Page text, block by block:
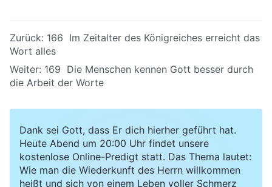
Zurück: 166 Im Zeitalter des Königreiches erreicht das
Wort alles
Weiter: 169 Die Menschen kennen Gott besser durch
die Arbeit der Worte
Dank sei Gott, dass Er dich hierher geführt hat.
Heute Abend um 20:00 Uhr findet unsere
kostenlose Online-Predigt statt. Das Thema lautet:
Wie man die Wiederkunft des Herrn willkommen
heißt und sich von einem Leben voller Schmerz